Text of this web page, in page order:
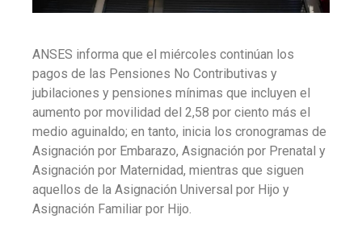
ANSES informa que el miércoles continúan los
pagos de las Pensiones No Contributivas y
jubilaciones y pensiones mínimas que incluyen el
aumento por movilidad del 2,58 por ciento más el
medio aguinaldo; en tanto, inicia los cronogramas de
Asignación por Embarazo, Asignación por Prenatal y
Asignación por Maternidad, mientras que siguen
aquellos de la Asignación Universal por Hijo y
Asignación Familiar por Hijo.